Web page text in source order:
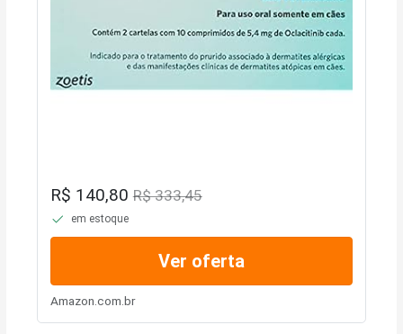
R$ 140,80R$ 333,45
em estoque
Ver oferta
Amazon.com.br